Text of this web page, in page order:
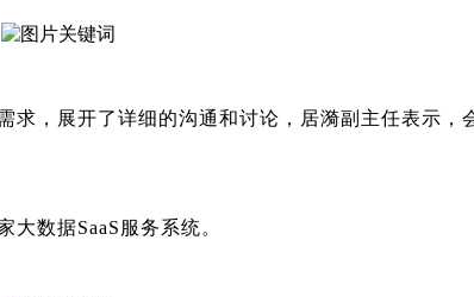
，展开了详细的沟通和讨论，居漪副主任表示，
大数据SaaS服务系统。